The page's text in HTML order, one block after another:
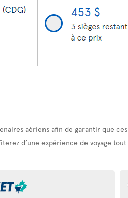
aériens afin de garantir que
d’une expérience de voyage